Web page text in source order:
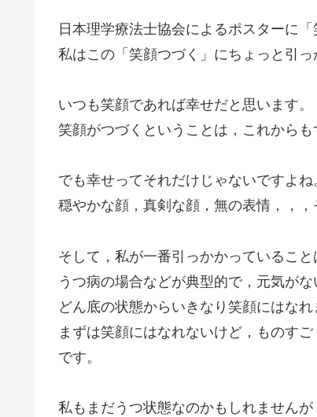
日本理学療法士協会によるポスターに
私はこの「笑顔つづく」にちょっと引っ
いつも笑顔であれば幸せだと思います。
笑顔がつづくということは，これからも
でも幸せってそれだけじゃないですよね
穏やかな顔，真剣な顔，無の表情，，，
そして，私が一番引っかかっているこ
うつ病の場合などが典型的で，元気が
どん底の状態からいきなり笑顔にはなれ
まずは笑顔にはなれないけど，ものす
です。
私もまだうつ状態なのかもしれません